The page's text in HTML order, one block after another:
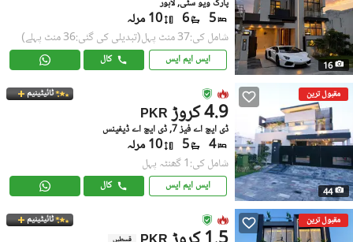
16
پارک ویو سٹی, لاہور
5
6 10 مرلہ
شامل کی:37 منٹ پہل (تبدیلی کی گئی:36 منٹ پہلے)
ایس ایم ایس کال
مقبول ترین
44
ٹائیٹینیم
PKR 4.9 کروڑ
ڈی ایچ اے فیز 7, ڈی ایچ اے ڈیفینس
4
5 10 مرلہ
شامل کی:1 گھنٹہ پہل
ایس ایم ایس کال
مقبول ترین ٹائیٹینیم